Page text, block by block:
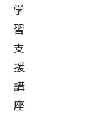
学
習
支
援
講
座